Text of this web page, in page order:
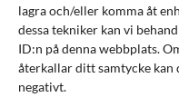
lagra och/eller komma åt
dessa tekniker kan vi
ID:n på denna webbplats.
återkallar ditt samtycke kan
negativt.
Artiklar
Grain till gram-kalkylator
Kampanjer